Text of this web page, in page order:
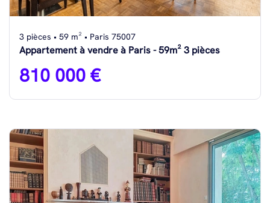
3 pièces • 59 m² • Paris 75007
Appartement à vendre à Paris - 59m² 3 pièces
810 000 €